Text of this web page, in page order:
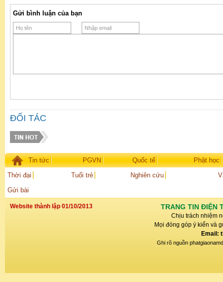
Gửi bình luận của bạn
ĐỐI TÁC
Tin tức PGVN Quốc tế
Phật học
Thời đại
Tuổi trẻ Nghiên cứu
Gửi bài
Website thành lập 01/10/2013 TRANG TIN ĐIỆN
Chịu trách nhiệm
Mọi đóng góp ý kiến và
Email:
Ghi rõ nguồn